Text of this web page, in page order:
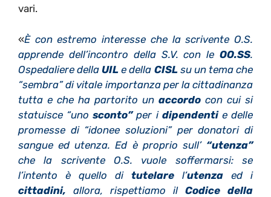
vari.
«È con estremo interesse che la scrivente O.S.
apprende dell’incontro della S.V. con le OO.SS.
Ospedaliere dellaUIL e della CISLsu un tema che
“sembra” di vitale importanza per la cittadinanza
tutta e che ha partorito un accordo con cui si
statuisce “unosconto”per i dipendentie delle
promesse di “idonee soluzioni” per donatori di
sangue ed utenza. Ed è proprio sull’ “utenza”
che la scrivente O.S. vuole soffermarsi: se
l’intento è quello di tutelare l’utenza ed i
cittadini, allora, rispettiamo il Codice della